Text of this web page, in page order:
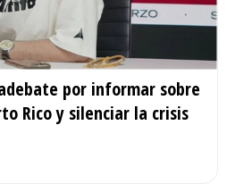
por informar sobre
Rico y silenciar la crisis